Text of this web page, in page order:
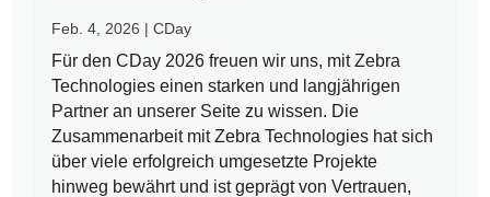
Feb. 4, 2026 |CDay
Für den CDay 2026 freuen wir uns, mit Zebra
Technologies einen starken und langjährigen
Partner an unserer Seite zu wissen. Die
Zusammenarbeit mit Zebra Technologies hat sich
über viele erfolgreich umgesetzte Projekte
hinweg bewährt und ist geprägt von Vertrauen,